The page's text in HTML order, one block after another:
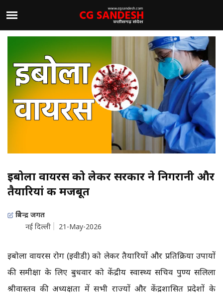
इबोला वायरस को लेकर सरकार ने निगरानी और
तैयारियां कीं मजबूत
त्रिवेन्द्र जगत
नई दिल्ली
21-May-2026
इबोला वायरस रोग (ईवीडी) को लेकर तैयारियों और प्रतिक्रिया उपायों
की समीक्षा के लिए बुधवार को केंद्रीय स्वास्थ्य सचिव पुण्य सलिला
श्रीवास्तव की अध्यक्षता में सभी राज्यों और केंद्रशासित प्रदेशों के